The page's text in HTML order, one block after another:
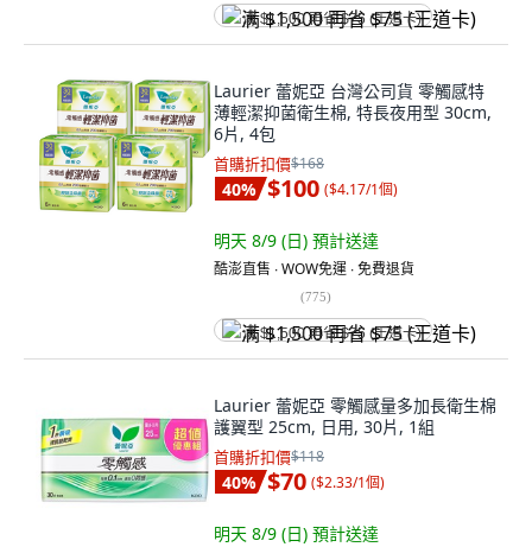
满 $1,500 再省 $75 (王道卡)
Laurier 蕾妮亞 台灣公司貨 零觸感特
薄輕潔抑菌衛生棉, 特長夜用型 30cm,
6片, 4包
首購折扣價$168
40% $100 ($4.17/1個)
明天 8/9 (日) 預計送達
酷澎直售 ∙ WOW免運 ∙ 免費退貨
(775)
满 $1,500 再省 $75 (王道卡)
Laurier 蕾妮亞 零觸感量多加長衛生棉
護翼型 25cm, 日用, 30片, 1組
首購折扣價$118
40% $70 ($2.33/1個)
明天 8/9 (日) 預計送達